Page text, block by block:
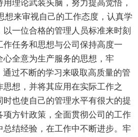
理论武装头脑，努力提高觉悟，
想来审视自己的工作态度，认真学
一位合格的管理人员标准来时刻
作任务和思想与公司保持高度一
全意为生产服务的思想，牢
通过不断的学习来吸取高质量的管
想，并将其应用在实际工作之
时也使自己的管理水平有很大的提
方针政策，全面贯彻公司的工作
总结经验，在工作中不断进步。牢